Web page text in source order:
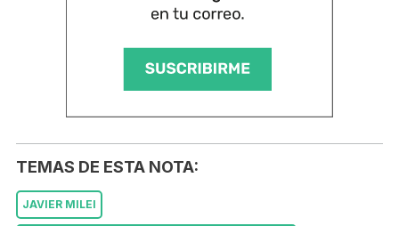
TEMAS DE ESTA NOTA:
JAVIER MILEI